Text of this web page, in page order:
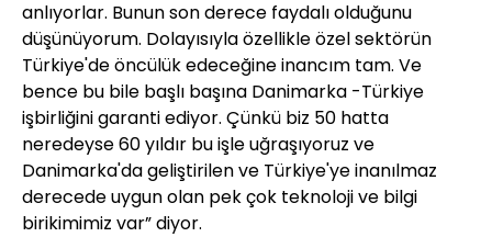
anlıyorlar. Bunun son derece faydalı olduğunu
düşünüyorum. Dolayısıyla özellikle özel sektörün
Türkiye'de öncülük edeceğine inancım tam. Ve
bence bu bile başlı başına Danimarka -Türkiye
işbirliğini garanti ediyor. Çünkü biz 50 hatta
neredeyse 60 yıldır bu işle uğraşıyoruz ve
Danimarka'da geliştirilen ve Türkiye'ye inanılmaz
derecede uygun olan pek çok teknoloji ve bilgi
birikimimiz var” diyor.